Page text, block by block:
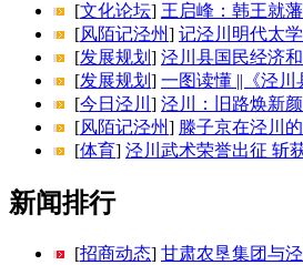
[文化论坛] 王启峰：韩王就
[风陌记泾州] 记泾川明代太
[发展规划 ] 泾川县国民经济
[发展规划 ] 一图读懂 ||《泾
[今日泾川 ] 泾川：旧路焕新
[风陌记泾州] 滕子京在泾川
[体育] 泾川武术荣誉出征 斩
新闻排行
[招商动态] 甘肃农垦集团与